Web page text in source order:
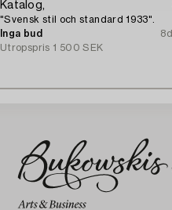
Katalog,
"Svensk stil och standard 1933".
Inga bud
8d
Utropspris 1 500 SEK